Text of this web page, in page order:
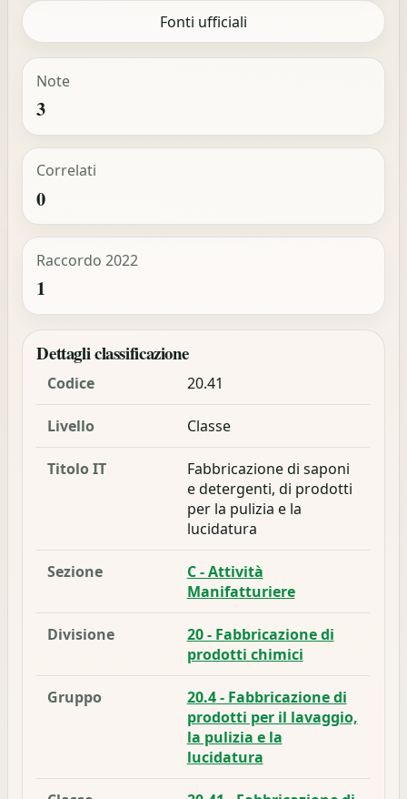
Fonti ufficiali
Note
3
Correlati
0
Raccordo 2022
1
Dettagli classificazione
Codice 20.41
Livello Classe
Titolo IT
Fabbricazione di saponi
e detergenti, di prodotti
per la pulizia e la
lucidatura
Sezione
C - Attività
Manifatturiere
Divisione
20 - Fabbricazione di
prodotti chimici
Gruppo
20.4 - Fabbricazione di
prodotti per il lavaggio,
la pulizia e la
lucidatura